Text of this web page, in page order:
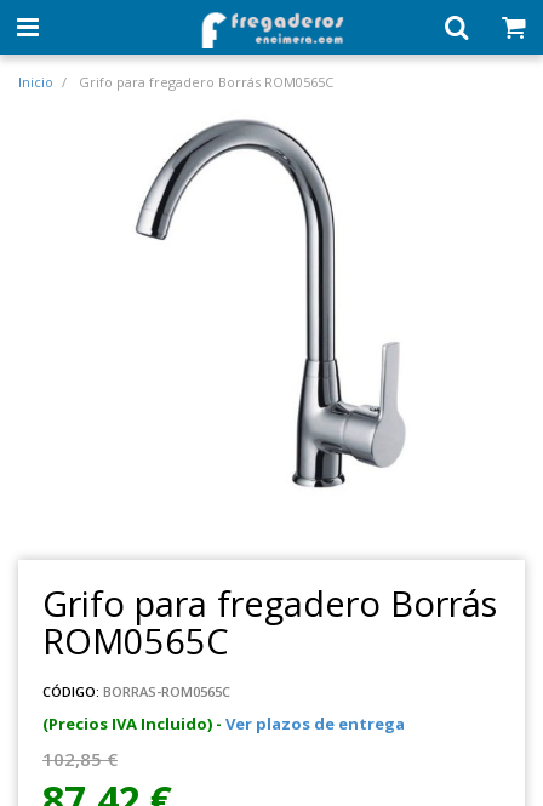
Inicio Grifo para fregadero Borrás ROM0565C
Grifo para fregadero Borrás
ROM0565C
CÓDIGO: BORRAS-ROM0565C
(Precios IVA Incluido) - Ver plazos de entrega
102,85 €